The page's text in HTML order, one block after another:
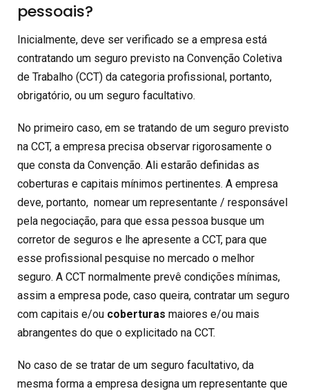
pessoais?
Inicialmente, deve ser verificado se a empresa está
contratando um seguro previsto na Convenção Coletiva
de Trabalho (CCT) da categoria profissional, portanto,
obrigatório, ou um seguro facultativo.
No primeiro caso, em se tratando de um seguro previsto
na CCT, a empresa precisa observar rigorosamente o
que consta da Convenção. Ali estarão definidas as
coberturas e capitais mínimos pertinentes. A empresa
deve, portanto, nomear um representante / responsável
pela negociação, para que essa pessoa busque um
corretor de seguros e lhe apresente a CCT, para que
esse profissional pesquise no mercado o melhor
seguro. A CCT normalmente prevê condições mínimas,
assim a empresa pode, caso queira, contratar um seguro
com capitais e/ou coberturas maiores e/ou mais
abrangentes do que o explicitado na CCT.
No caso de se tratar de um seguro facultativo, da
mesma forma a empresa designa um representante que